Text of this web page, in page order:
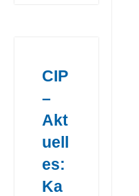
CIP
–
Akt
uell
es:
Ka